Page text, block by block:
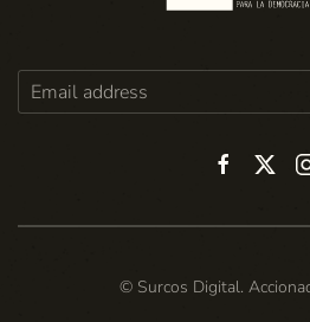
© Surcos Digital.